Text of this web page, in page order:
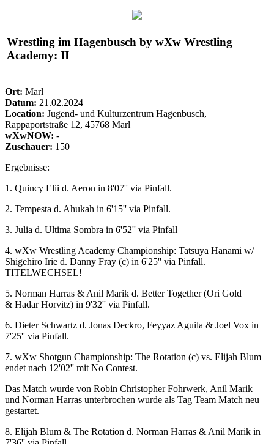
Wrestling im Hagenbusch by wXw Wrestling
Academy: II
Ort: Marl
Datum: 21.02.2024
Location: Jugend- und Kulturzentrum Hagenbusch,
Rappaportstraße 12, 45768 Marl
wXwNOW: -
Zuschauer: 150
Ergebnisse:
1. Quincy Elii d. Aeron in 8'07'' via Pinfall.
2. Tempesta d. Ahukah in 6'15'' via Pinfall.
3. Julia d. Ultima Sombra in 6'52'' via Pinfall
4. wXw Wrestling Academy Championship: Tatsuya Hanami w/
Shigehiro Irie d. Danny Fray (c) in 6'25'' via Pinfall.
TITELWECHSEL!
5. Norman Harras & Anil Marik d. Better Together (Ori Gold
& Hadar Horvitz) in 9'32'' via Pinfall.
6. Dieter Schwartz d. Jonas Deckro, Feyyaz Aguila & Joel Vox in
7'25'' via Pinfall.
7. wXw Shotgun Championship: The Rotation (c) vs. Elijah Blum
endet nach 12'02'' mit No Contest.
Das Match wurde von Robin Christopher Fohrwerk, Anil Marik
und Norman Harras unterbrochen wurde als Tag Team Match neu
gestartet.
8. Elijah Blum & The Rotation d. Norman Harras & Anil Marik in